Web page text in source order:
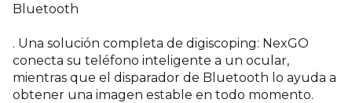
Bluetooth
. Una solución completa de digiscoping: NexGO
conecta su teléfono inteligente a un ocular,
mientras que el disparador de Bluetooth lo ayuda a
obtener una imagen estable en todo momento.